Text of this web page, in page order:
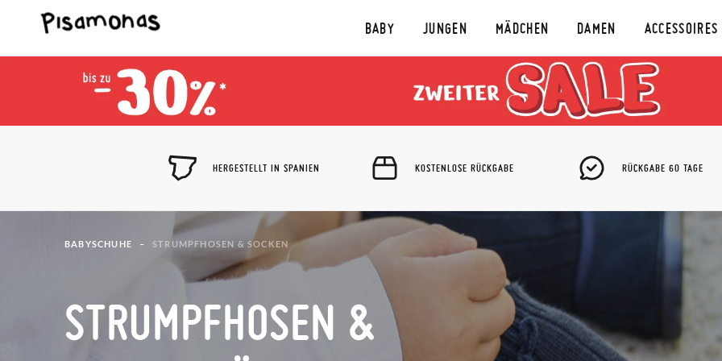
BABY JUNGEN MÄDCHEN DAMEN ACCESSOIRES
HERGESTELLT IN SPANIEN KOSTENLOSE RÜCKGABE RÜCKGABE 60 TAGE
BABYSCHUHE STRUMPFHOSEN & SOCKEN
STRUMPFHOSEN &